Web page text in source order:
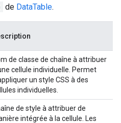
de DataTable.
de classe de chaîne à attribuer
cellule individuelle. Permet
un style CSS à des
individuelles.
de style à attribuer de
intégrée à la cellule. Les